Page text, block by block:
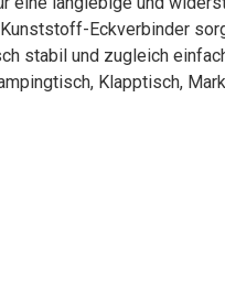
Eckverbinder
stabil und zugleich
Klapptisch,